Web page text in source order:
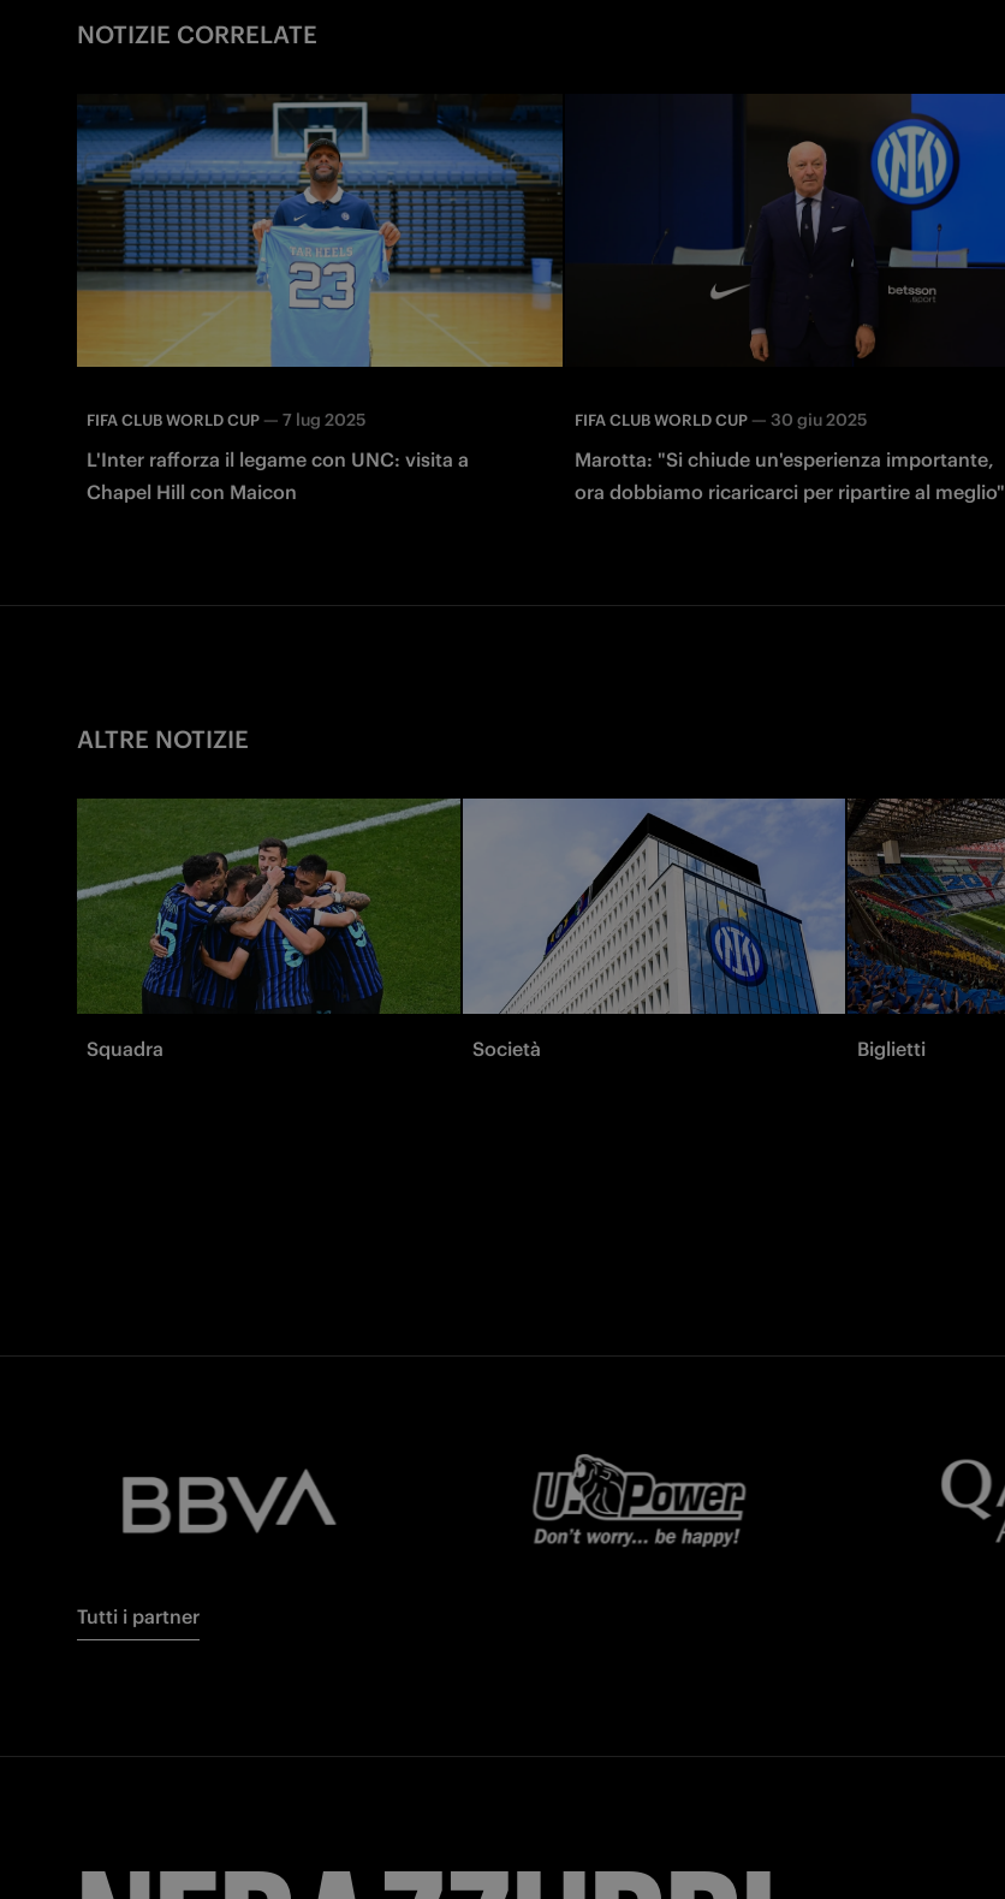
NOTIZIE CORRELATE
FIFA CLUB WORLD CUP — 7 lug 2025
L'Inter rafforza il legame con UNC: visita a
Chapel Hill con Maicon
FIFA CLUB WORLD CUP — 30 giu 2025
Marotta: "Si chiude un'esperienza importante,
ora dobbiamo ricaricarci per ripartire al meglio"
ALTRE NOTIZIE
Squadra Società Biglietti
Tutti i partner